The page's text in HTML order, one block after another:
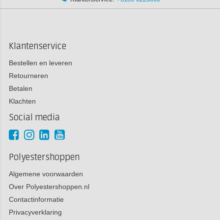
Klantenservice
Bestellen en leveren
Retourneren
Betalen
Klachten
Social media
Polyestershoppen
Algemene voorwaarden
Over Polyestershoppen.nl
Contactinformatie
Privacyverklaring